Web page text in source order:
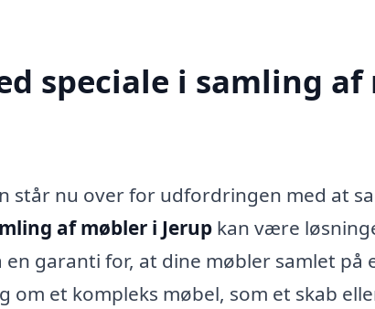
speciale i samling af
står nu over for udfordringen med at
af møbler i Jerup kan være
garanti for, at dine møbler samlet på
om et kompleks møbel, som et skab